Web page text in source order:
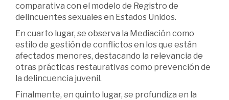
comparativa con el modelo de Registro de
delincuentes sexuales en Estados Unidos.
En cuarto lugar, se observa la Mediación como
estilo de gestión de conflictos en los que están
afectados menores, destacando la relevancia de
otras prácticas restaurativas como prevención de
la delincuencia juvenil.
Finalmente, en quinto lugar, se profundiza en la